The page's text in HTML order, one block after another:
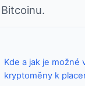
Kde a jak je možné
kryptoměny k